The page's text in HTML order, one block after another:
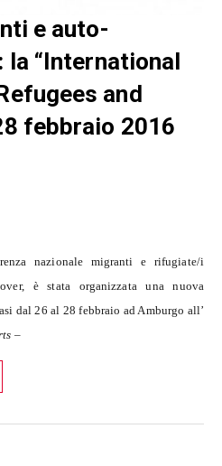
e auto-
la “International
and
febbraio 2016
nazionale migranti e rifugiate/i
è stata organizzata una nuova
dal 26 al 28 febbraio ad Amburgo all’
–